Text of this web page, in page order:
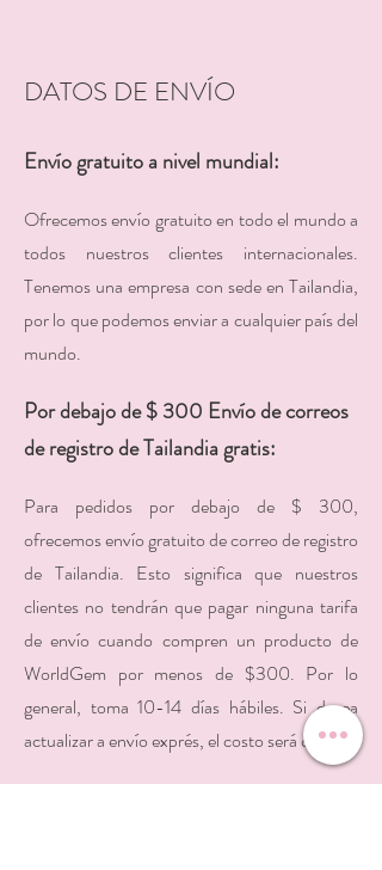
DATOS DE ENVÍO
Envío gratuito a nivel mundial:
Ofrecemos envío gratuito en todo el mundo a
todos nuestrosclientes internacionales.
Tenemos una empresa con sede en Tailandia,
por lo que podemos enviar a cualquier país del
mundo.
Por debajo de $ 300 Envío de correos
de registro de Tailandia gratis:
Para pedidos por debajo de $ 300,
ofrecemos envío gratuito de correo de registro
de Tailandia. Esto significa que nuestros
clientes no tendrán que pagar ninguna tarifa
de envío cuando compren un producto de
WorldGem por menos de $300. Por lo
general, toma 10-14 días hábiles. Si desea
actualizar a envío exprés, el costo será de $ 20